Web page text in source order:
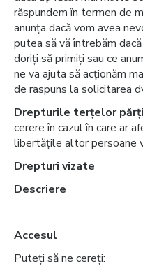
răspundem în termen de
anunța dacă vom avea
putea să vă întrebăm
doriți să primiți sau ce
ne va ajuta să acționăm
de raspuns la solicitarea
Drepturile terțelor
cerere în cazul în care ar
libertățile altor persoane
Drepturi vizate
Descriere
Accesul
Puteți să ne cereți: